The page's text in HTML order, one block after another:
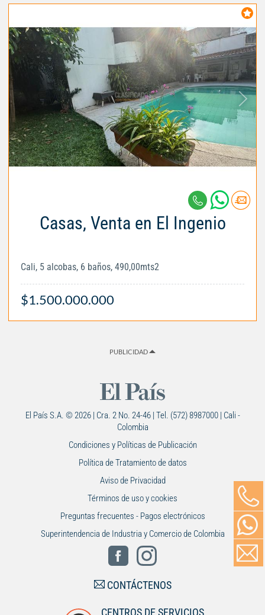
Casas, Venta en El Ingenio
Cali, 5 alcobas, 6 baños, 490,00mts2
$1.500.000.000
PUBLICIDAD
El País S.A. © 2026 | Cra. 2 No. 24-46 | Tel. (572) 8987000 | Cali -
Colombia
Condiciones y Políticas de Publicación
Política de Tratamiento de datos
Aviso de Privacidad
Términos de uso y cookies
Preguntas frecuentes - Pagos electrónicos
Superintendencia de Industria y Comercio de Colombia
CONTÁCTENOS
CENTROS DE SERVICIOS